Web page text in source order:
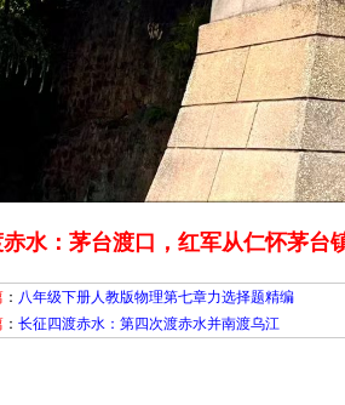
水：茅台渡口，红军从仁怀茅台
： 八年级下册人教版物理第七章力选择题精编
： 长征四渡赤水：第四次渡赤水并南渡乌江